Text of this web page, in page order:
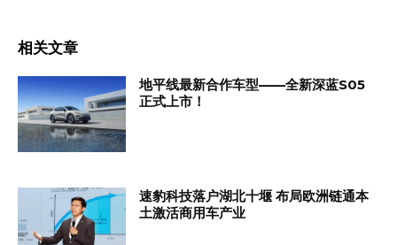
相关文章
地平线最新合作车型——全新深蓝S05
正式上市！
速豹科技落户湖北十堰 布局欧洲链通本
土激活商用车产业